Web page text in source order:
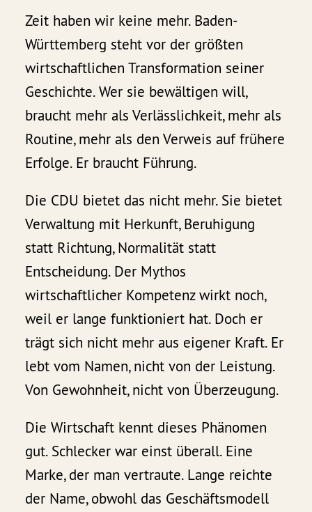
Zeit haben wir keine mehr. Baden-
Württemberg steht vor der größten
wirtschaftlichen Transformation seiner
Geschichte. Wer sie bewältigen will,
braucht mehr als Verlässlichkeit, mehr als
Routine, mehr als den Verweis auf frühere
Erfolge. Er braucht Führung.
Die CDU bietet das nicht mehr. Sie bietet
Verwaltung mit Herkunft, Beruhigung
statt Richtung, Normalität statt
Entscheidung. Der Mythos
wirtschaftlicher Kompetenz wirkt noch,
weil er lange funktioniert hat. Doch er
trägt sich nicht mehr aus eigener Kraft. Er
lebt vom Namen, nicht von der Leistung.
Von Gewohnheit, nicht von Überzeugung.
Die Wirtschaft kennt dieses Phänomen
gut. Schlecker war einst überall. Eine
Marke, der man vertraute. Lange reichte
der Name, obwohl das Geschäftsmodell